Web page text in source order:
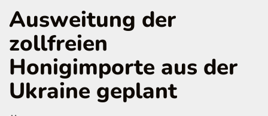
Ausweitung der
zollfreien
Honigimporte aus der
Ukraine geplant